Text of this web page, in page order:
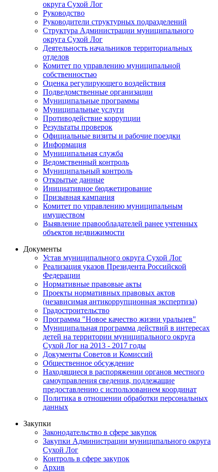
округа Сухой Лог
Руководство
Руководители структурных подразделений
Структура Администрации муниципального
округа Сухой Лог
Деятельность начальников территориальных
отделов
Комитет по управлению муниципальной
собственностью
Оценка регулирующего воздействия
Подведомственные организации
Муниципальные программы
Муниципальные услуги
Противодействие коррупции
Результаты проверок
Официальные визиты и рабочие поездки
Информация
Муниципальная служба
Ведомственный контроль
Муниципальный контроль
Открытые данные
Инициативное бюджетирование
Призывная кампания
Комитет по управлению муниципальным
имуществом
Выявление правообладателей ранее учтенных
объектов недвижимости
Документы
Устав муниципального округа Сухой Лог
Реализация указов Президента Российской
Федерации
Нормативные правовые акты
Проекты нормативных правовых актов
(независимая антикоррупционная экспертиза)
Градостроительство
Программа "Новое качество жизни уральцев"
Муниципальная программа действий в интересах
детей на территории муниципального округа
Сухой Лог на 2013 - 2017 годы
Документы Советов и Комиссий
Общественное обсуждение
Находящиеся в распоряжении органов местного
самоуправления сведения, подлежащие
предоставлению с использованием координат
Политика в отношении обработки персональных
данных
Закупки
Законодательство в сфере закупок
Закупки Администрации муниципального округа
Сухой Лог
Контроль в сфере закупок
Архив